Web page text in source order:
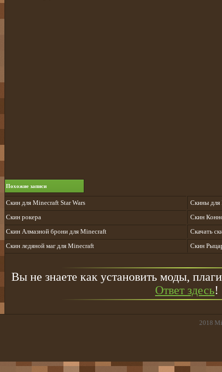
Похожие записи
Скин для Minecraft Star Wars
Скины для
Скин рокера
Скин
Скин Алмазной брони для Minecraft
Скачать
Скин ледяной маг для Minecraft
Скин
Вы не знаете как установить моды,
Ответ здесь!
2018